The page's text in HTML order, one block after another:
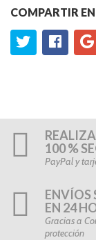
COMPARTIR
100 %
PayPal y
ENVÍOS
EN 24
Gracias a
protección